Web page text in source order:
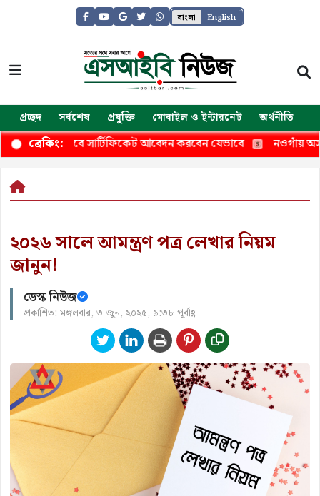
বাংলা English
প্রচ্ছদ সর্বশেষ প্রযুক্তি মোবাইল ও ইন্টারনেট অর্থনীতি
ব্রেকিং:
মিলবে সার্টিফিকেট আবেদন করবেন যেভাবে নওগাঁয় অসহায়
২০২৬ সালে আমন্ত্রণ পত্র লেখার নিয়ম
জানুন!
ডেস্ক নিউজ
প্রকাশিত: মঙ্গলবার, ৩ জুন, ২০২৫, ৯:৩৮ পূর্বাহ্ণ